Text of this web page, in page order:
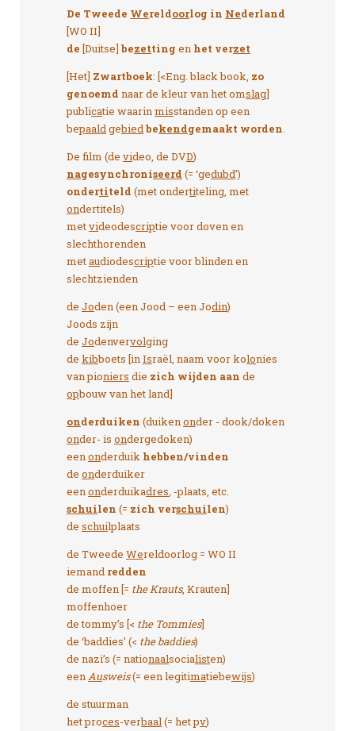
De Tweede Wereldoorlog in Nederland
[WO II]
de [Duitse] bezetting en het verzet
[Het] Zwartboek: [<Eng. black book, zo
genoemd naar de kleur van het omslag]
publicatie waarinmisstanden op een
bepaaldgebiedbekendgemaakt worden.
De film (de video, de DVD)
nagesynchroniseerd (= ‘gedubd’)
ondertiteld (met ondertiteling, met
ondertitels)
metvideodescriptie voor doven en
slechthorenden
metaudiodescriptie voor blinden en
slechtzienden
de Joden (een Jood – een Jodin)
Joods zijn
de Jodenvervolging
de kibboets [inIsraël, naam voor kolonies
van pioniers die zich wijden aan de
opbouw van het land]
onderduiken (duikenonder - dook/doken
onder- is ondergedoken)
eenonderduik hebben/vinden
de onderduiker
eenonderduikadres, -plaats, etc.
schuilen (= zich verschuilen)
de schuilplaats
de Tweede Wereldoorlog = WO II
iemand redden
de moffen [= the Krauts, Krauten]
moffenhoer
de tommy’s [< the Tommies]
de ‘baddies’ (< the baddies)
de nazi’s (= nationaalsocialisten)
eenAusweis(= een legitimatiebewijs)
de stuurman
het proces-verbaal(= het pv)